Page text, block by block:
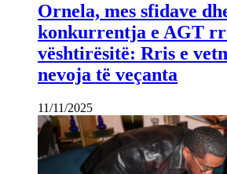
Ornela, mes sfidave
konkurrentja e AGT
vështirësitë: Rris e
nevoja të veçanta
11/11/2025